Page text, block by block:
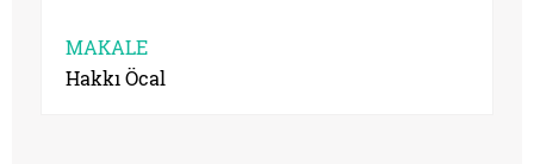
MAKALE
Hakkı Öcal